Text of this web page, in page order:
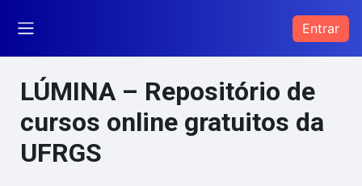
Entrar
LÚMINA – Repositório de
cursos online gratuitos da
UFRGS